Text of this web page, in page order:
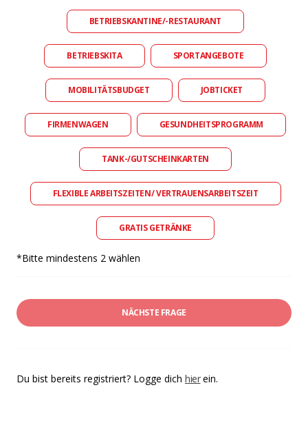
BETRIEBSKANTINE/-RESTAURANT
BETRIEBSKITA SPORTANGEBOTE
MOBILITÄTSBUDGET JOBTICKET
FIRMENWAGEN GESUNDHEITSPROGRAMM
TANK-/GUTSCHEINKARTEN
FLEXIBLE ARBEITSZEITEN/ VERTRAUENSARBEITSZEIT
GRATIS GETRÄNKE
*Bitte mindestens 2 wählen
NÄCHSTE FRAGE
Du bist bereits registriert? Logge dich hierein.